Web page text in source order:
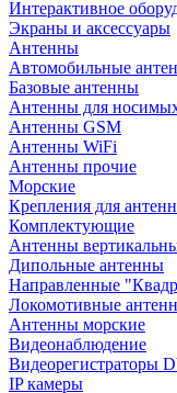
Интерактивное
Экраны и аксессуары
Антенны
Автомобильные
Базовые антенны
Антенны для
Антенны GSM
Антенны WiFi
Антенны прочие
Морские
Крепления для антенн
Комплектующие
Антенны
Дипольные антенны
Направленные
Локомотивные
Антенны морские
Видеонаблюдение
Видеорегистраторы
IP камеры